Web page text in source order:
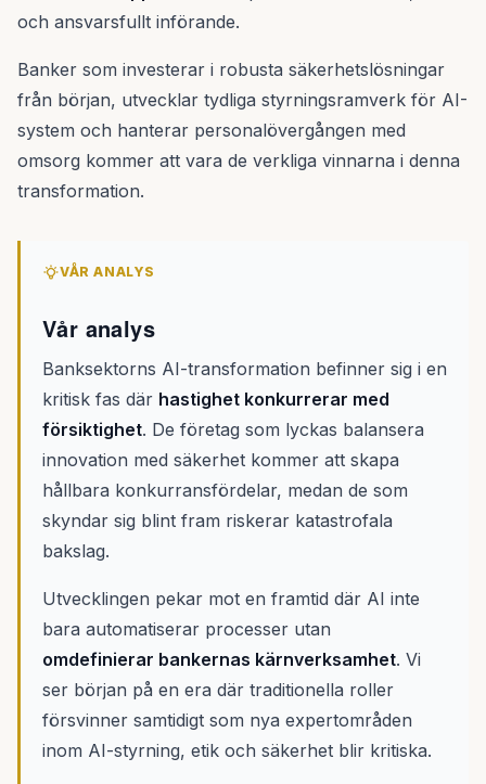
och ansvarsfullt införande.
Banker som investerar i robusta säkerhetslösningar
från början, utvecklar tydliga styrningsramverk för AI-
system och hanterar personalövergången med
omsorg kommer att vara de verkliga vinnarna i denna
transformation.
VÅR ANALYS
Vår analys
Banksektorns AI-transformation befinner sig i en
kritisk fas där hastighet konkurrerar med
försiktighet. De företag som lyckas balansera
innovation med säkerhet kommer att skapa
hållbara konkurransfördelar, medan de som
skyndar sig blint fram riskerar katastrofala
bakslag.
Utvecklingen pekar mot en framtid där AI inte
bara automatiserar processer utan
omdefinierar bankernas kärnverksamhet. Vi
ser början på en era där traditionella roller
försvinner samtidigt som nya expertområden
inom AI-styrning, etik och säkerhet blir kritiska.